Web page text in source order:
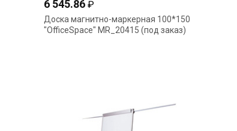
6 545.86 ₽
Доска магнитно-маркерная 100*150
"OfficeSpace" MR_20415 (под заказ)